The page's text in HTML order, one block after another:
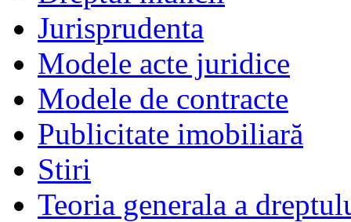
Jurisprudenta
Modele acte juridice
Modele de contracte
Publicitate imobiliară
Stiri
Teoria generala a